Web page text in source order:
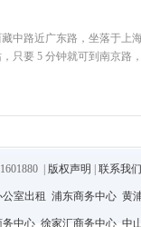
中路近广东路，坐落于上
只要 5 分钟就可到南京路
版权声明 联系我们
室出租 浦东商务中心 黄
务中心 徐家汇商务中心 中